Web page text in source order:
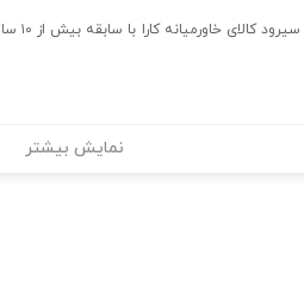
شرکت
نمایش بیشتر